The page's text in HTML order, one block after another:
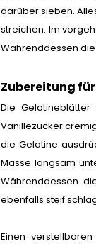
darüber sieben.
streichen. Im
Währenddessen
Zubereitung für
Die
Vanillezucker
die Gelatine
Masse langsam
Währenddessen
ebenfalls steif
Einen